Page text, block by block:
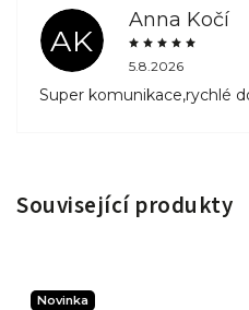
AK
Anna Kočí
5.8.2026
Super komunikace,rychlé
Související produkty
Novinka